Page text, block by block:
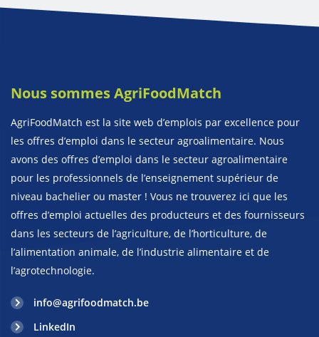
Nous sommes AgriFoodMatch
AgriFoodMatch est la site web d’emplois par excellence pour
les offres d’emploi dans le secteur agroalimentaire. Nous
avons des offres d’emploi dans le secteur agroalimentaire
pour les professionnels de l’enseignement supérieur de
niveau bachelier ou master ! Vous ne trouverez ici que les
offres d’emploi actuelles des producteurs et des fournisseurs
dans les secteurs de l’agriculture, de l’horticulture, de
l’alimentation animale, de l’industrie alimentaire et de
l’agrotechnologie.
info@agrifoodmatch.be
LinkedIn